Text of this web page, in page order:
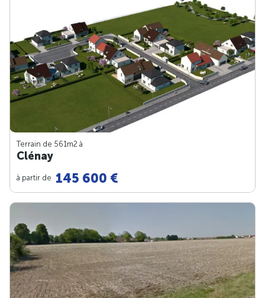
Terrain de 561m2 à
Clénay
à partir de 145 600 €